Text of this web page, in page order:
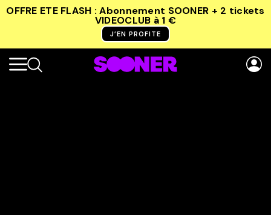
OFFRE ETE FLASH : Abonnement SOONER + 2 tickets
VIDEOCLUB à 1 €
J’EN PROFITE